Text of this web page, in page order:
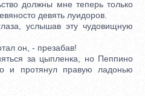
должны мне теперь только
девять луидоров.
услышав эту чудовищную
он, - презабав!
за цыпленка, но Пеппино
и протянул правую ладонью